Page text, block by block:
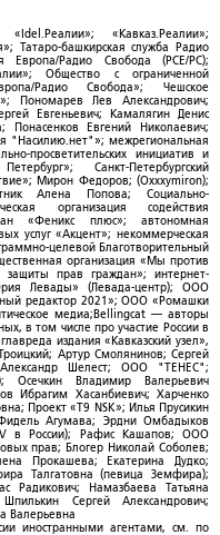
«Кавказ.Реалии»;
Татаро-башкирская служба Радио
Радио Свобода (PCE/PC);
Общество с ограниченной
Радио Свобода»; Чешское
Пономарев Лев Александрович;
Евгеньевич; Камалягин Денис
Понасенков Евгений Николаевич;
"Насилию.нет"»; межрегиональная
просветительских инициатив и
Санкт-Петербургский
Мирон Федоров; (Oxxxymiron);
Алена Попова; Социально-
организация содействия
«Феникс плюс»; автономная
услуг «Акцент»; некоммерческая
целевой Благотворительный
организация «Мы против
прав граждан»; интернет-
Левады» (Левада-центр); ООО
редактор 2021»; ООО «Ромашки
медиа;Bellingcat — авторы
в том числе про участие России в
издания «Кавказский узел»,
Артур Смолянинов; Сергей
Шелест; ООО "ТЕНЕС";
Осечкин Владимир Валерьевич
Ибрагим Хасанбиевич; Харченко
Проект «T9 NSK»; Илья Прусикин
Агумава; Эрдни Омбадыков
в России); Рафис Кашапов; ООО
прав; Блогер Николай Соболев;
Прокашева; Екатерина Дудко;
Талгатовна (певица Земфира);
Радикович; Намазбаева Татьяна
Сергей Александрович;
Валерьевна
иностранными агентами, см. по